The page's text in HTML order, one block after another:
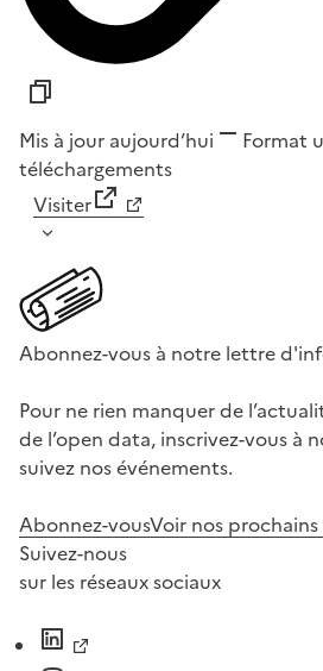
Mis à jour aujourd’hui Format
téléchargements
Visiter
Abonnez-vous à notre lettre
Pour ne rien manquer de
de l’open data, inscrivez-vous à
suivez nos événements.
Abonnez-vousVoir nos
Suivez-nous
sur les réseaux sociaux